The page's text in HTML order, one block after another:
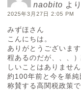
naobito よ
2025年3月27日 2:05 PM
みずほさん
こんにちは。
ありがとうございま
程あるのだが、、、
しいことはありません
約100年前と今を単
称賛する高関税政策